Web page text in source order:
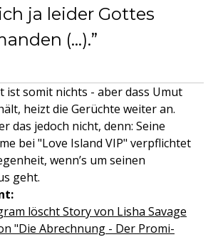
ja leider Gottes
(...).
ist somit nichts - aber dass Umut
heizt die Gerüchte weiter an.
das jedoch nicht, denn: Seine
bei "Love Island VIP" verpflichtet
wenn’s um seinen
geht.
löscht Story von Lisha Savage
"Die Abrechnung - Der Promi-